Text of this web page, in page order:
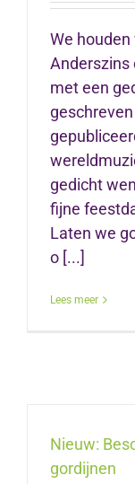
We
Anderszins
met een
gedicht
fijne
Laten we
o [...]
Lees meer
Nieuw:
gordijnen